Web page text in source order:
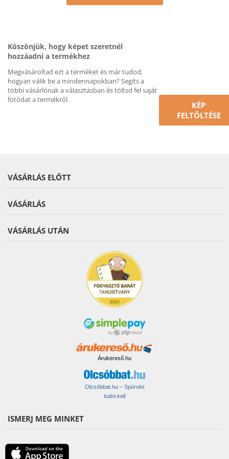
Köszönjük, hogy képet szeretnél
hozzáadni a termékhez
Megvásároltad ezt a terméket és már tudod,
hogyan válik be a mindennapokban? Segíts a
többi vásárlónak a választásban és töltsd fel saját
fotódat a termékről.
KÉP
FELTÖLTÉSE
VÁSÁRLÁS ELŐTT
VÁSÁRLÁS
VÁSÁRLÁS UTÁN
Árukereső.hu
Olcsóbbat.hu – Spórolni
tudni kell
ISMERJ MEG MINKET